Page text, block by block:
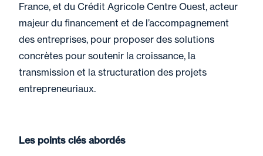
France, et du Crédit Agricole Centre Ouest, acteur
majeur du financement et de l’accompagnement
des entreprises, pour proposer des solutions
concrètes pour soutenir la croissance, la
transmission et la structuration des projets
entrepreneuriaux.
Les points clés abordés